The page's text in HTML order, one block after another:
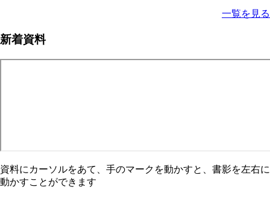
り
一覧を見る
新着資料
資料にカーソルをあて、手のマークを動かすと、書影を左右に
動かすことができます